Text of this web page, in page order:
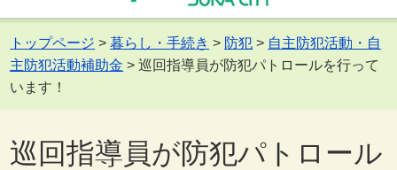
トップページ >暮らし・手続き > 防犯 > 自主防犯活動・自
主防犯活動補助金 > 巡回指導員が防犯パトロールを行って
います！
巡回指導員が防犯パトロール